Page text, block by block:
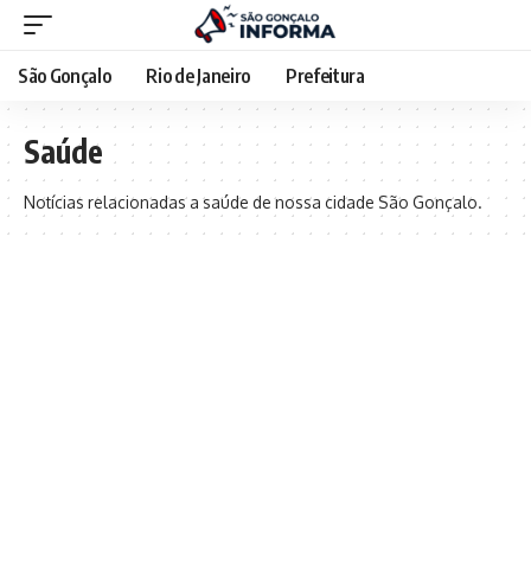
São Gonçalo Rio de Janeiro Prefeitura
Saúde
Notícias relacionadas a saúde de nossa cidade São Gonçalo.